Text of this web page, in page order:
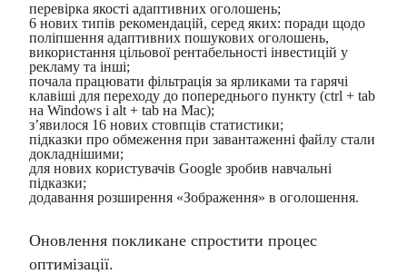
перевірка якості адаптивних оголошень;
6 нових типів рекомендацій, серед яких: поради щодо
поліпшення адаптивних пошукових оголошень,
використання цільової рентабельності інвестицій у
рекламу та інші;
почала працювати фільтрація за ярликами та гарячі
клавіші для переходу до попереднього пункту (ctrl + tab
на Windows і alt + tab на Mac);
з’явилося 16 нових стовпців статистики;
підказки про обмеження при завантаженні файлу стали
докладнішими;
для нових користувачів Google зробив навчальні
підказки;
додавання розширення «Зображення» в оголошення.
Оновлення покликане спростити процес
оптимізації.